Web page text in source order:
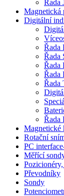
Řada
Magnetická
Digitální
Řada
Řada
Řada
Řada
Řada
Řada
Magnetické
Rotační
PC
Měřící
Převodníky
Sondy